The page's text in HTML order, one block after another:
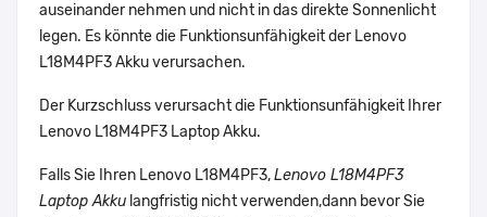
auseinander nehmen und nicht in das direkte Sonnenlicht
legen. Es könnte die Funktionsunfähigkeit der Lenovo
L18M4PF3 Akku verursachen.
Der Kurzschluss verursacht die Funktionsunfähigkeit Ihrer
Lenovo L18M4PF3 Laptop Akku.
Falls Sie Ihren Lenovo L18M4PF3,Lenovo L18M4PF3
Laptop Akku langfristig nicht verwenden,dann bevor Sie